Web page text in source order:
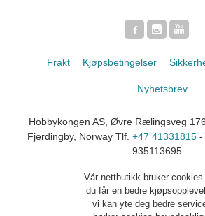
Frakt Kjøpsbetingelser
Nyhetsbrev
Hobbykongen AS, Øvre Rælingsveg
Fjerdingby, Norway Tlf. +47 41331815-
935113695
Vår nettbutikk bruker
du får en bedre
vi kan yte deg bedre